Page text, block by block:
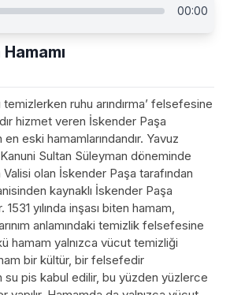
00:00
temizlerken ruhu arındırma’ felsefesine
hizmet veren İskender Paşa
en eski hamamlarındandır. Yavuz
Sultan Süleyman döneminde
Valisi olan İskender Paşa tarafından
kaynaklı İskender Paşa
1531 yılında inşası biten hamam,
anlamındaki temizlik felsefesine
hamam yalnızca vücut temizliği
bir kültür, bir felsefedir
su pis kabul edilir, bu yüzden yüzlerce